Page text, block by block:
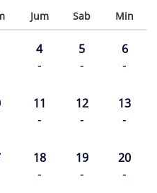
Jum Sab Min
4
-
5
-
6
-
11
-
12
-
13
-
18
-
19
-
20
-